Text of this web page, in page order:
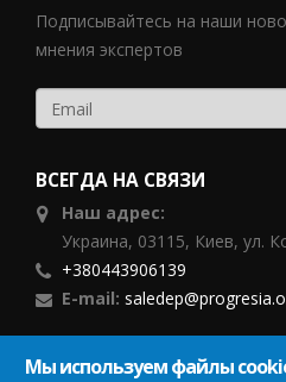
Подписывайтесь на наши
мнения экспертов
ВСЕГДА НА СВЯЗИ
Наш адрес:
Украина, 03115, Киев, ул.
+380443906139
E-mail:
ПОДПИСЫВАЙТЕСЬ
Мы используем файлы